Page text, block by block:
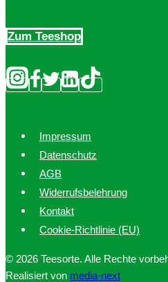
Zum Teeshop
Impressum
Datenschutz
AGB
Widerrufsbelehrung
Kontakt
Cookie-Richtlinie (EU)
© 2026 Teesorte. Alle Rechte
Realisiert von media-next